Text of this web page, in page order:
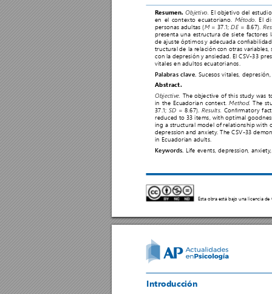
Esta obra está bajo una licencia de
Resumen. Objetivo.
El objetivo del
en el contexto ecuatoriano.
Método.
El
personas adultas (M = 37.1; DE = 8.67).
presenta una estructura de siete factores
de ajuste óptimos y adecuada
tructural de la relación con otras variables,
con la depresión y ansiedad. El CSV-33
vitales en adultos ecuatorianos.
Palabras clave. Sucesos vitales,
Abstract.
Objective. The objective of this study was
in the Ecuadorian context.
Method. The
37.1; SD = 8.67). Results. Conrmatory
reduced to 33 items, with optimal
ing a structural model of relationship with
depression and anxiety. The CSV-33
in Ecuadorian adults.
Keywords. Life events, depression, anxiety
Introducción